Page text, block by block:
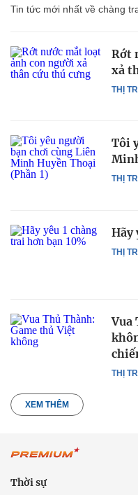
Tin tức mới nhất về chàng
THỊ
Rớt
xả
THỊ
Tôi
THỊ
Hãy
THỊ
Vua
XEM THÊM
Thời sự